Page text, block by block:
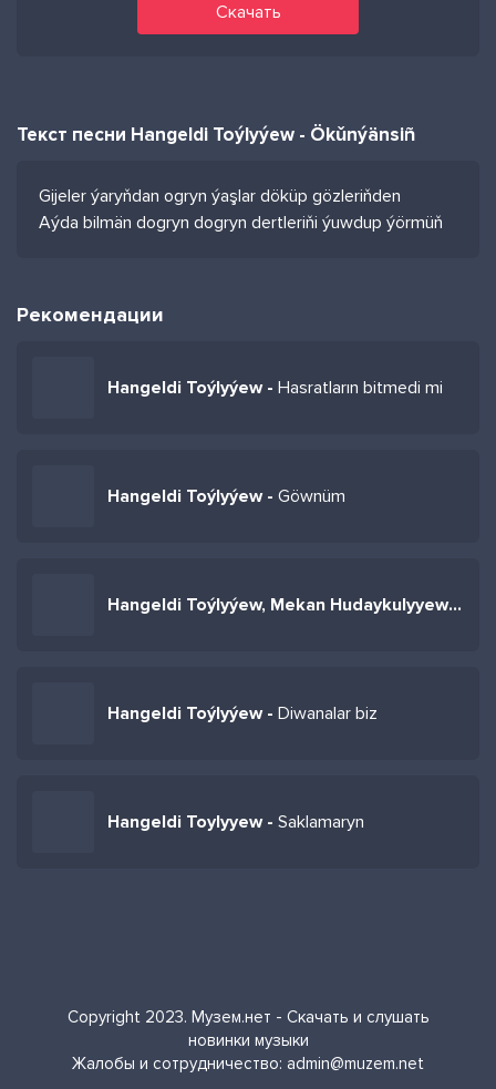
Скачать
Текст песни Hangeldi Toýlyýew - Ökǔnýänsiñ
Gijeler ýaryňdan ogryn ýaşlar döküp gözleriňden
Aýda bilmän dogryn dogryn dertleriňi ýuwdup ýörmüň
Рекомендации
Hangeldi Toýlyýew - Hasratların bitmedi mi
Hangeldi Toýlyýew - Göwnüm
Hangeldi Toýlyýew, Mekan Hudaykulyyew -
Hangeldi Toýlyýew - Diwanalar biz
Hangeldi Toylyyew - Saklamaryn
Copyright 2023. Музем.нет - Скачать и слушать
новинки музыки
Жалобы и сотрудничество: admin@muzem.net